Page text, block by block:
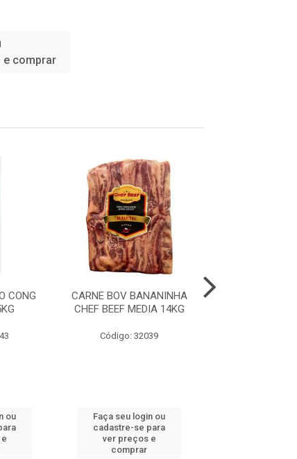
e comprar
CONG
ou
CARNE BOV BANANINHA
CHEF BEEF MEDIA 14KG
Código: 32039
Faça seu login ou
cadastre-se para
ver preços e
comprar